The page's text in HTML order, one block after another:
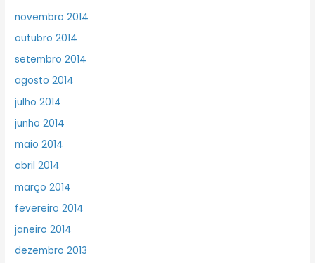
novembro 2014
outubro 2014
setembro 2014
agosto 2014
julho 2014
junho 2014
maio 2014
abril 2014
março 2014
fevereiro 2014
janeiro 2014
dezembro 2013